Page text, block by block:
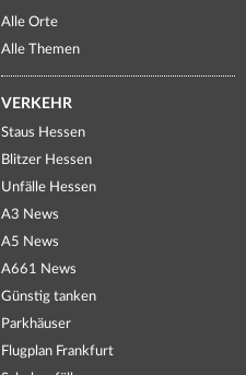
Alle Orte
Alle Themen
VERKEHR
Staus Hessen
Blitzer Hessen
Unfälle Hessen
A3 News
A5 News
A661 News
Günstig tanken
Parkhäuser
Flugplan Frankfurt